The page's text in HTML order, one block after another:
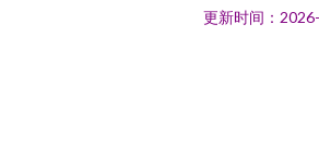
更新时间：